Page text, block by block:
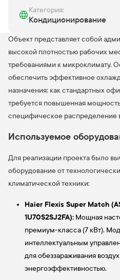
Категория:
Кондиционирование
Объект представляет собой
высокой плотностью рабочих
требованиями к микроклимату.
обеспечить эффективное
назначения: как стандартных
требуется повышенная
специфическое распределение
Используемое
Для реализации проекта было
оборудование от
климатической техники:
Haier Flexis Super Match
1U70S2SJ2FA): Мощная
премиум-класса (7 кВт).
интеллектуальным
для обеззараживания
энергоэффективностью.